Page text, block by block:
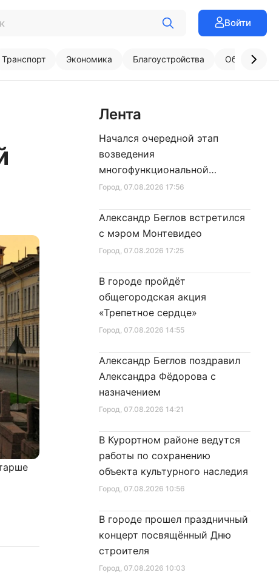
Войти
Транспорт Экономика Благоустройства
Лента
Город, 07.08.2026 17:56
Начался очередной этап
возведения
многофункциональной
площадки центра спорта
Город, 07.08.2026 17:25
Александр Беглов встретился
с мэром Монтевидео
Город, 07.08.2026 14:55
В городе пройдёт
общегородская акция
«Трепетное сердце»
Город, 07.08.2026 14:21
Александр Беглов поздравил
Александра Фёдорова с
назначением
Город, 07.08.2026 10:56
В Курортном районе ведутся
работы по сохранению
объекта культурного наследия
Город, 07.08.2026 10:03
В городе прошел праздничный
концерт посвящённый Дню
строителя